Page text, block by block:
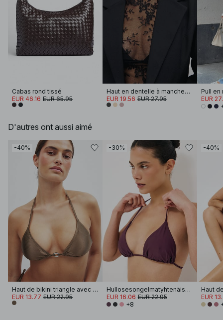
Cabas rond tissé
EUR 46.16 EUR 65.95
Haut en dentelle à manches longues
EUR 19.56 EUR 27.95
EUR
D'autres ont aussi aimé
-40%
Haut de bikini triangle avec ornements brillants
EUR 13.77 EUR 22.95
-30%
Hullosesongelmatyhtenäiskappaleisetäbikinisylipääntyönkelaoppäälle
EUR 16.06 EUR 22.95
+8
-40%
Haut
EUR